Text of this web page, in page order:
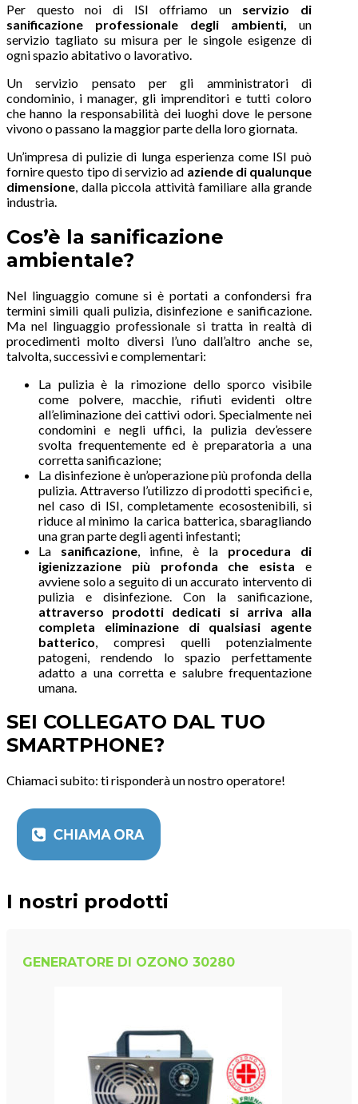
Per questo noi di ISI offriamo un servizio di
sanificazione professionale degli ambienti,
un
servizio tagliato su misura per le singole esigenze di
ogni spazio abitativo o lavorativo.
Un servizio pensato per gli amministratori di
condominio, i manager, gli imprenditori e tutti coloro
che hanno la responsabilità dei luoghi dove le persone
vivono o passano la maggior parte della loro giornata.
Un’impresa di pulizie di lunga esperienza come ISI può
fornire questo tipo di servizio ad aziende di qualunque
dimensione , dalla piccola attività familiare alla grande
industria.
Cos’è la sanificazione
ambientale?
Nel linguaggio comune si è portati a confondersi fra
termini simili quali pulizia, disinfezione e sanificazione.
Ma nel linguaggio professionale si tratta in realtà di
procedimenti molto diversi l’uno dall’altro anche se,
talvolta, successivi e complementari:
La pulizia è la rimozione dello sporco visibile
come polvere, macchie, rifiuti evidenti oltre
all’eliminazione dei cattivi odori. Specialmente nei
condomini e negli uffici, la pulizia dev’essere
svolta frequentemente ed è preparatoria a una
corretta sanificazione;
La disinfezione è un’operazione più profonda della
pulizia. Attraverso l’utilizzo di prodotti specifici e,
nel caso di ISI, completamente ecosostenibili, si
riduce al minimo la carica batterica, sbaragliando
una gran parte degli agenti infestanti;
La sanificazione , infine, è la procedura di
igienizzazione più profonda che esista e
avviene solo a seguito di un accurato intervento di
pulizia e disinfezione. Con la sanificazione,
attraverso prodotti dedicati
si arriva alla
completa eliminazione di qualsiasi agente
batterico , compresi quelli potenzialmente
patogeni, rendendo lo spazio perfettamente
adatto a una corretta e salubre frequentazione
umana.
SEI COLLEGATO DAL TUO
SMARTPHONE?
Chiamaci subito: ti risponderà un nostro operatore!
I nostri prodotti
GENERATORE DI OZONO 30280